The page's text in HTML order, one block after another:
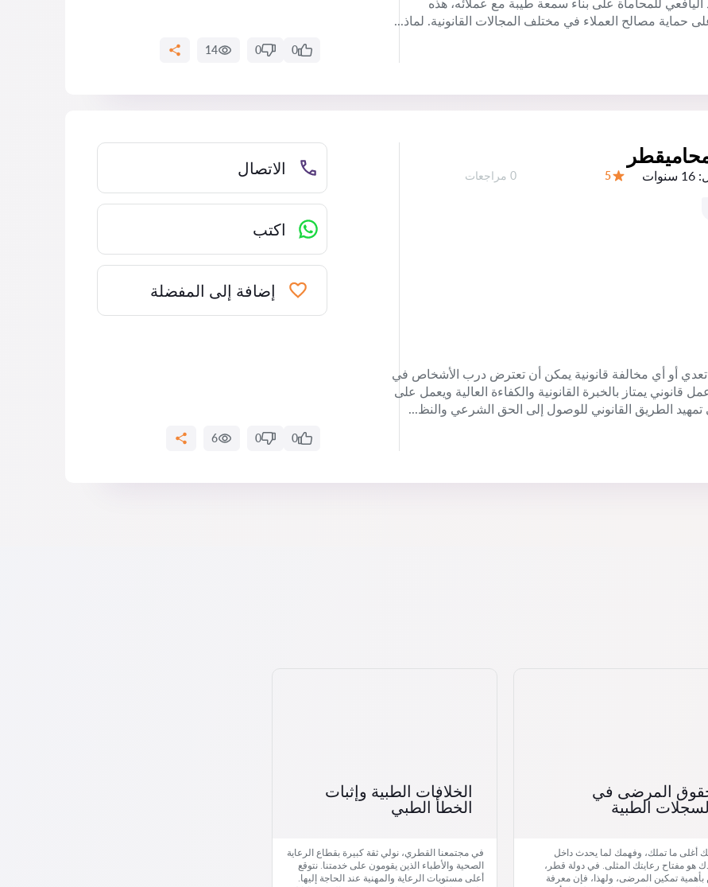
مصالح العملاء في مختلف المجالات القانونية. لماذ...
0
0
14
16 سنوات 5 عدد المراجعات:
0 مراجعات
أو أي مخالفة قانونية يمكن أن تعترض درب الأشخاص في
يمتاز بالخبرة القانونية والكفاءة العالية ويعمل على
تمهيد الطريق القانوني للوصول إلى الحق الشرعي والنظ...
الاتصال
اكتب
إضافة إلى المفضلة
0
0
6
المرضى في
الطبية
أغلى ما تملك، وفهمك لما يحدث داخل
هو مفتاح رعايتك المثلى. في دولة قطر،
بأهمية تمكين المرضى، ولهذا، فإن معرفة
الخلافات الطبية وإثبات
الخطأ الطبي
في مجتمعنا القطري، نولي ثقة كبيرة بقطاع الرعاية
الصحية والأطباء الذين يقومون على خدمتنا. نتوقع
أعلى مستويات الرعاية والمهنية عند الحاجة إليها.